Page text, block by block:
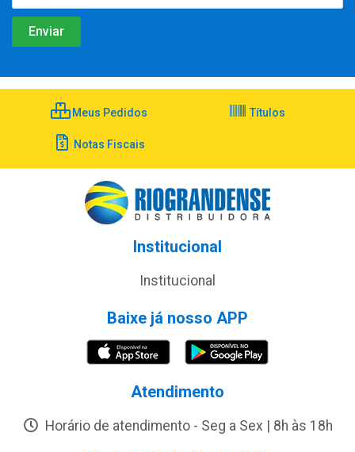
Meus Pedidos Títulos
Notas Fiscais
Institucional
Institucional
Baixe já nosso APP
Atendimento
Horário de atendimento - Seg a Sex | 8h às 18h